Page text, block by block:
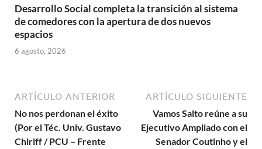
Desarrollo Social completa la transición al sistema
de comedores con la apertura de dos nuevos
espacios
6 agosto, 2026
ARTÍCULO ANTERIOR
No nos perdonan el éxito
(Por el Téc. Univ. Gustavo
Chiriff / PCU – Frente
ARTÍCULO SIGUIENTE
Vamos Salto reúne a su
Ejecutivo Ampliado con el
Senador Coutinho y el